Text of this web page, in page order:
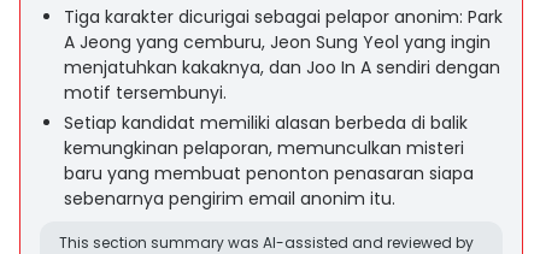
Tiga karakter dicurigai sebagai pelapor anonim: Park
A Jeong yang cemburu, Jeon Sung Yeol yang ingin
menjatuhkan kakaknya, dan Joo In A sendiri dengan
motif tersembunyi.
Setiap kandidat memiliki alasan berbeda di balik
kemungkinan pelaporan, memunculkan misteri
baru yang membuat penonton penasaran siapa
sebenarnya pengirim email anonim itu.
This section summary was AI-assisted and reviewed by